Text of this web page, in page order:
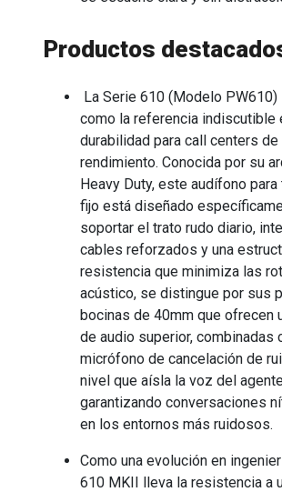
Productos
La Serie 610 (Modelo
como la referencia indiscutible
durabilidad para call centers de
rendimiento. Conocida por su
Heavy Duty, este audífono
fijo está diseñado
soportar el trato rudo diario,
cables reforzados y una
resistencia que minimiza las
acústico, se distingue por sus
bocinas de 40mm que ofrecen
de audio superior, combinadas
micrófono de cancelación de
nivel que aísla la voz del
garantizando conversaciones
en los entornos más ruidosos.
Como una evolución en
610 MKII lleva la resistencia a